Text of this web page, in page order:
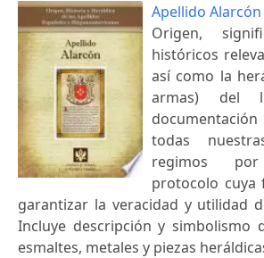
Apellido Alarcón
Origen,
históricos
así como la
armas) del
todas
regimos
protocolo cuya
garantizar la veracidad y utilidad
Incluye descripción y simbolismo
esmaltes, metales y piezas